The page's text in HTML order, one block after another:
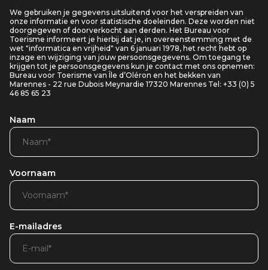
We gebruiken je gegevens uitsluitend voor het verspreiden van
onze informatie en voor statistische doeleinden. Deze worden niet
doorgegeven of doorverkocht aan derden. Het Bureau voor
Toerisme informeert je hierbij dat je, in overeenstemming met de
wet "informatica en vrijheid" van 6 januari 1978, het recht hebt op
inzage en wijziging van jouw persoonsgegevens. Om toegang te
krijgen tot je persoonsgegevens kun je contact met ons opnemen:
Bureau voor Toerisme van Île d’Oléron en het bekken van
Marennes - 22 rue Dubois Meynardie 17320 Marennes Tel: +33 (0) 5
46 85 65 23
Naam
Voornaam
E-mailadres